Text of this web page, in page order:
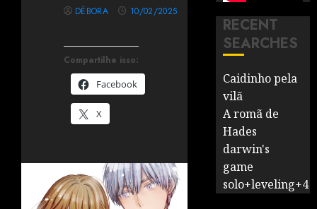
Compartilhe isso:
Facebook
X
DÉBORA 10/02/2025
RECENT
SEARCHES
Caidinho pela
vilã
A romã de
Hades
darwin's
game
solo+leveling+4